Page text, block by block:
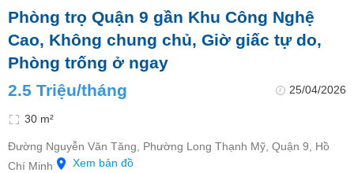
Phòng trọ Quận 9 gần Khu Công Nghệ
Cao, Không chung chủ, Giờ giấc tự do,
Phòng trống ở ngay
2.5 Triệu/tháng
25/04/2026
30 m²
Đường Nguyễn Văn Tăng, Phường Long Thạnh Mỹ, Quận 9, Hồ
Chí Minh
Xem bản đồ